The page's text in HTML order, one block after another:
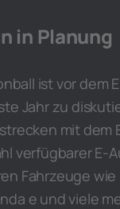
in Planung
ist vor dem
Jahr zu
mit dem
verfügbarer
Fahrzeuge wie
e und viele